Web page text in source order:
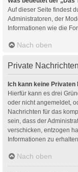
Auf dieser Seite findest
Administratoren, der
Informationen wie die
Nach oben
Private Nachrichten
Ich kann keine
Hierfür kann es drei
oder nicht angemeldet,
Nachrichten für das
sein, dass der
verschicken, entzogen
Informationen zu erhalten.
Nach oben